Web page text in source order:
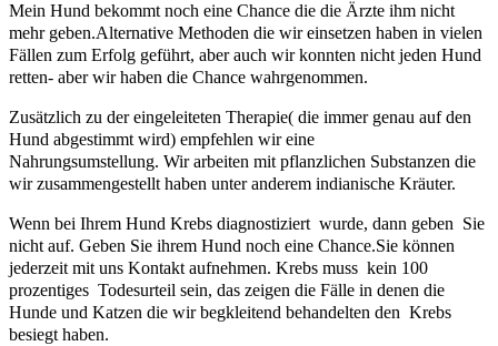
Mein Hund bekommt noch eine Chance die die Ärzte ihm nicht
mehr geben.Alternative Methoden die wir einsetzen haben in vielen
Fällen zum Erfolg geführt, aber auch wir konnten nicht jeden Hund
retten- aber wir haben die Chance wahrgenommen.
Zusätzlich zu der eingeleiteten Therapie( die immer genau auf den
Hund abgestimmt wird) empfehlen wir eine
Nahrungsumstellung. Wir arbeiten mit pflanzlichen Substanzen die
wir zusammengestellt haben unter anderem indianische Kräuter.
Wenn bei Ihrem Hund Krebs diagnostiziert wurde, dann geben Sie
nicht auf. Geben Sie ihrem Hund noch eine Chance.Sie können
jederzeit mit uns Kontakt aufnehmen. Krebs muss kein 100
prozentiges Todesurteil sein, das zeigen die Fälle in denen die
Hunde und Katzen die wir begkleitend behandelten den Krebs
besiegt haben.